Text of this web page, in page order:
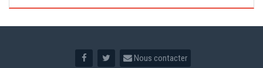
Nous contacter